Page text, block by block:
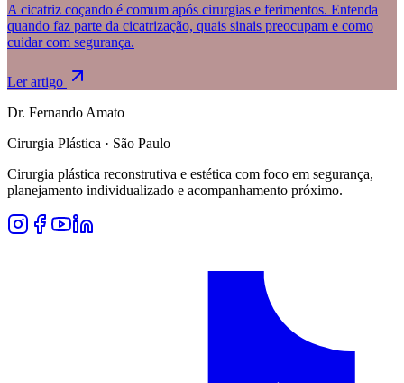
A cicatriz coçando é comum após cirurgias e ferimentos. Entenda
quando faz parte da cicatrização, quais sinais preocupam e como
cuidar com segurança.
Ler artigo
Dr. Fernando Amato
Cirurgia Plástica · São Paulo
Cirurgia plástica reconstrutiva e estética com foco em segurança,
planejamento individualizado e acompanhamento próximo.